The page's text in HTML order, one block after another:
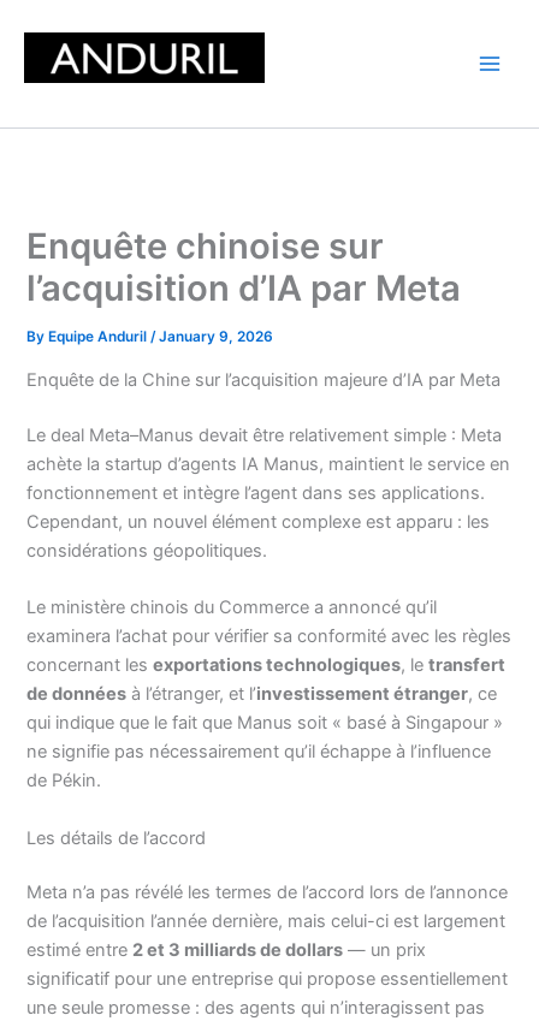
content
Enquête chinoise sur
l’acquisition d’IA par Meta
By Equipe Anduril/January 9, 2026
Enquête de la Chine sur l’acquisition majeure d’IA par Meta
Le deal Meta–Manus devait être relativement simple : Meta
achète la startup d’agents IA Manus, maintient le service en
fonctionnement et intègre l’agent dans ses applications.
Cependant, un nouvel élément complexe est apparu : les
considérations géopolitiques.
Le ministère chinois du Commerce a annoncé qu’il
examinera l’achat pour vérifier sa conformité avec les règles
concernant lesexportations technologiques, letransfert
de données à l’étranger, et l’investissement étranger, ce
qui indique que le fait que Manus soit « basé à Singapour »
ne signifie pas nécessairement qu’il échappe à l’influence
de Pékin.
Les détails de l’accord
Meta n’a pas révélé les termes de l’accord lors de l’annonce
de l’acquisition l’année dernière, mais celui-ci est largement
estimé entre 2 et 3 milliards de dollars — un prix
significatif pour une entreprise qui propose essentiellement
une seule promesse : des agents qui n’interagissent pas